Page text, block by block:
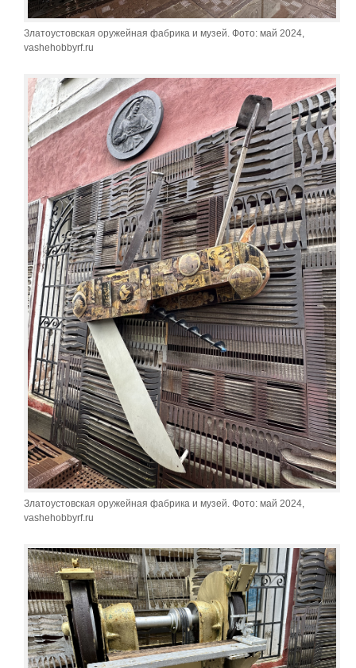
Златоустовская оружейная фабрика и музей. Фото: май 2024,
vashehobbyrf.ru
Златоустовская оружейная фабрика и музей. Фото: май 2024,
vashehobbyrf.ru